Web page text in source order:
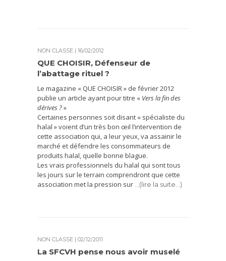
NON CLASSÉ | 16/02/2012
QUE CHOISIR, Défenseur de
l’abattage rituel ?
Le magazine « QUE CHOISIR » de février 2012
publie un article ayant pour titre « Vers la fin des
dérives ?»
Certaines personnes soit disant « spécialiste du
halal » voient d’un très bon œil l’intervention de
cette association qui, a leur yeux, va assainir le
marché et défendre les consommateurs de
produits halal, quelle bonne blague.
Les vrais professionnels du halal qui sont tous
les jours sur le terrain comprendront que cette
association met la pression sur
…(lire la suite…)
NON CLASSÉ | 02/12/2011
La SFCVH pense nous avoir muselé